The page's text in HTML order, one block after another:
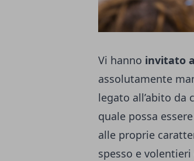
Vi hanno invitato
assolutamente
legato all’abito da
quale possa
alle proprie
spesso e